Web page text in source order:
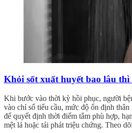
Khỏi sốt xuất huyết bao lâu thì
Khi bước vào thời kỳ hồi phục, người
vào chỉ số tiểu cầu, mức độ ổn định
để quyết định thời điểm tắm phù hợp,
mệt lả hoặc tái phát triệu chứng. Theo